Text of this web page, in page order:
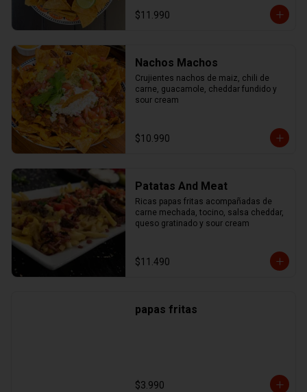
$11.990
Nachos Machos
Crujientes nachos de maiz, chili de
carne, guacamole, cheddar fundido y
sour cream
$10.990
Patatas And Meat
Ricas papas fritas acompañadas de
carne mechada, tocino, salsa cheddar,
queso gratinado y sour cream
$11.490
papas fritas
$3.990